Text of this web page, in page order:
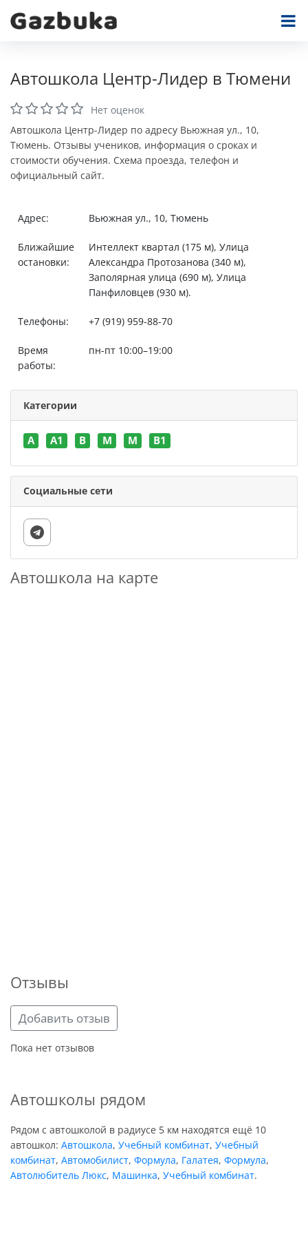
Автошкола Центр-Лидер в Тюмени
Нет оценок
Автошкола Центр-Лидер по адресу Вьюжная ул., 10,
Тюмень. Отзывы учеников, информация о сроках и
стоимости обучения. Схема проезда, телефон и
официальный сайт.
Адрес: Вьюжная ул., 10, Тюмень
Ближайшие
остановки:
Интеллект квартал (175 м), Улица
Александра Протозанова (340 м),
Заполярная улица (690 м), Улица
Панфиловцев (930 м).
Телефоны: +7 (919) 959-88-70
Время
работы:
пн-пт 10:00–19:00
Категории
A A1 B M M В1
Социальные сети
Автошкола на карте
Отзывы
Добавить отзыв
Пока нет отзывов
Автошколы рядом
Рядом с автошколой в радиусе 5 км находятся ещё 10
автошкол: Автошкола, Учебный комбинат, Учебный
комбинат, Автомобилист, Формула, Галатея, Формула,
Автолюбитель Люкс, Машинка, Учебный комбинат.